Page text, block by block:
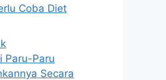
Coba Diet
Paru-Paru
Secara